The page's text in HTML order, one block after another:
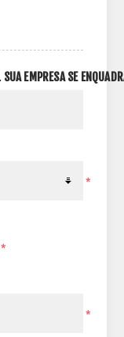
EMPRESA SE
*
*
*